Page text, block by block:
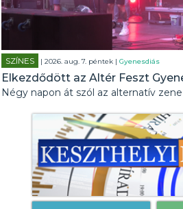
SZÍNES | 2026. aug. 7. péntek |Gyenesdiás
Elkezdődött az Altér Feszt
Négy napon át szól az alternatív